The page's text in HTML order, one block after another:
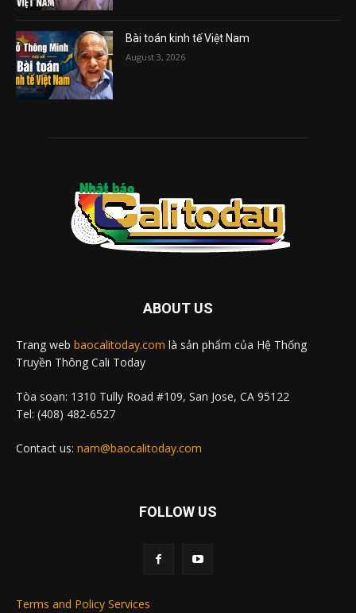
Bài toán kinh tế Việt Nam
August 3, 2026
ABOUT US
Trang web baocalitoday.com là sản phẩm của Hệ Thống
Truyền Thông Cali Today
Tòa soạn: 1310 Tully Road #109, San Jose, CA 95122
Tel: (408) 482-6527
Contact us: nam@baocalitoday.com
FOLLOW US
Terms and Policy Services